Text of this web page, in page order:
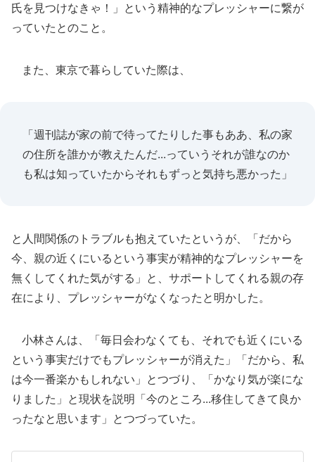
氏を見つけなきゃ！」という精神的なプレッシャーに繋が
っていたとのこと。
また、東京で暮らしていた際は、
「週刊誌が家の前で待ってたりした事もああ、私の家
の住所を誰かが教えたんだ...っていうそれが誰なのか
も私は知っていたからそれもずっと気持ち悪かった」
と人間関係のトラブルも抱えていたというが、「だから
今、親の近くにいるという事実が精神的なプレッシャーを
無くしてくれた気がする」と、サポートしてくれる親の存
在により、プレッシャーがなくなったと明かした。
小林さんは、「毎日会わなくても、それでも近くにいる
という事実だけでもプレッシャーが消えた」「だから、私
は今一番楽かもしれない」とつづり、「かなり気が楽にな
りました」と現状を説明「今のところ...移住してきて良か
ったなと思います」とつづっていた。